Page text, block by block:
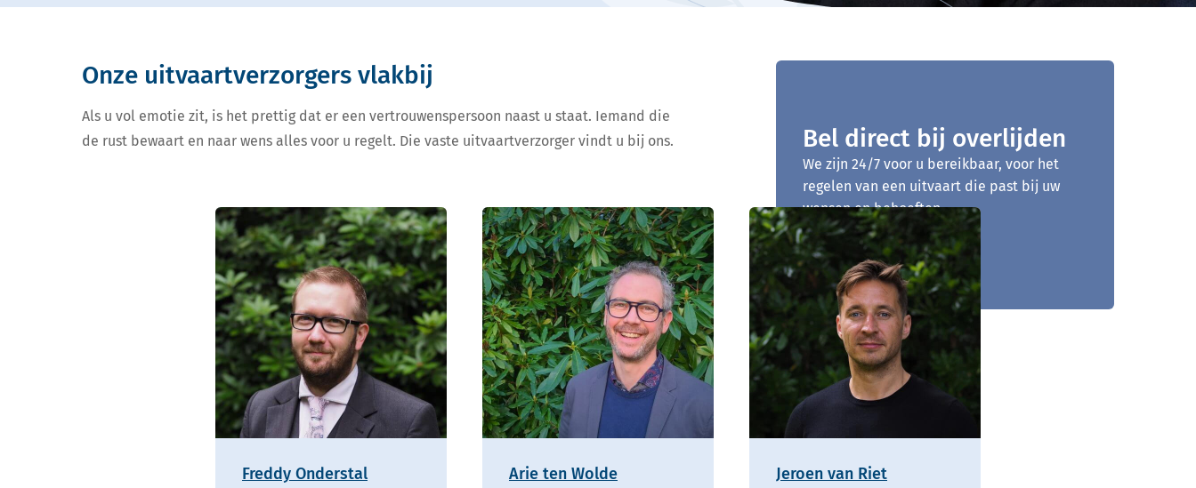
Bel direct bij overlijden
We zijn 24/7 voor u bereikbaar, voor het
regelen van een uitvaart die past bij uw
wensen en behoeften.
0343 - 725 256
Onze uitvaartverzorgers vlakbij
Als u vol emotie zit, is het prettig dat er een vertrouwenspersoon naast u staat. Iemand die
de rust bewaart en naar wens alles voor u regelt. Die vaste uitvaartverzorger vindt u bij ons.
Freddy Onderstal Arie ten Wolde Jeroen van Riet